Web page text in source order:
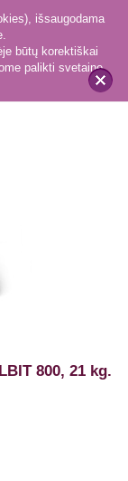
x
išsaugodama
būtų korektiškai
palikti svetainę.
46
800, 21 kg.